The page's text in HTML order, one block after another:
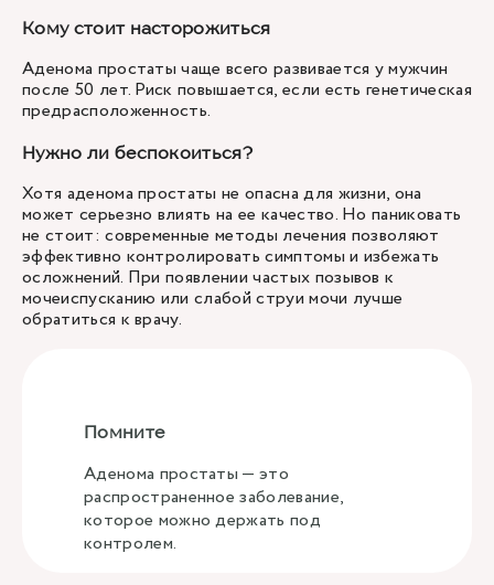
Кому стоит насторожиться
Аденома простаты чаще всего развивается у мужчин
после 50 лет. Риск повышается, если есть генетическая
предрасположенность.
Нужно ли беспокоиться?
Хотя аденома простаты не опасна для жизни, она
может серьезно влиять на ее качество. Но паниковать
не стоит: современные методы лечения позволяют
эффективно контролировать симптомы и избежать
осложнений. При появлении частых позывов к
мочеиспусканию или слабой струи мочи лучше
обратиться к врачу.
Помните
Аденома простаты — это
распространенное заболевание,
которое можно держать под
контролем.